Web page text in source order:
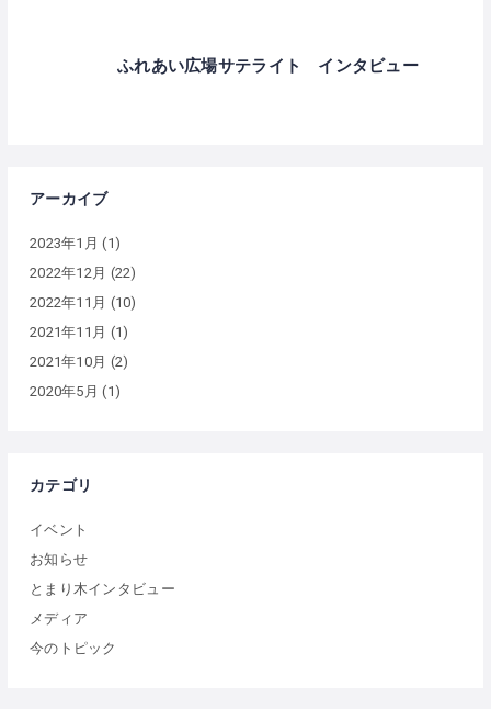
ふれあい広場サテライト インタビュー
アーカイブ
2023年1月 (1)
2022年12月 (22)
2022年11月 (10)
2021年11月 (1)
2021年10月 (2)
2020年5月 (1)
カテゴリ
イベント
お知らせ
とまり木インタビュー
メディア
今のトピック